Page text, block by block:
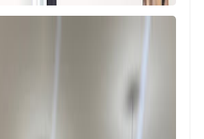
أخبار المخيمات
*اختطاف عائلة فلسطينية من
الحلوة مؤلفة من تسعة أفراد*